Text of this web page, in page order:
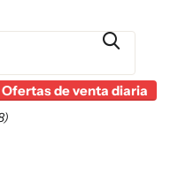
Ofertas de venta diaria